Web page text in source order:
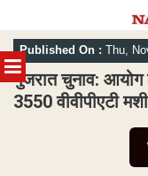
MENU
Skip
to
content
Published On : Thu,
गुजरात चुनाव:
3550 वीवीपीएटी